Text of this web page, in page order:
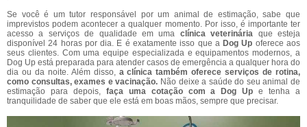
Se você é um tutor responsável por um animal de estimação, sabe que
imprevistos podem acontecer a qualquer momento. Por isso, é importante ter
acesso a serviços de qualidade em uma clínica veterinária que esteja
disponível 24 horas por dia. E é exatamente isso que a Dog Up oferece aos
seus clientes. Com uma equipe especializada e equipamentos modernos, a
Dog Up está preparada para atender casos de emergência a qualquer hora do
dia ou da noite. Além disso, a clínica também oferece serviços de rotina,
como consultas, exames e vacinação. Não deixe a saúde do seu animal de
estimação para depois, faça uma cotação com a Dog Up e tenha a
tranquilidade de saber que ele está em boas mãos, sempre que precisar.